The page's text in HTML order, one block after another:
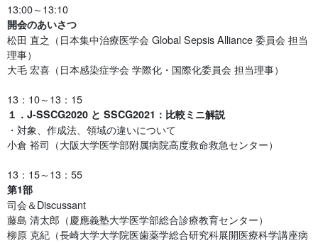
13:00～13:10
開会のあいさつ
松田 直之（日本集中治療医学会 Global Sepsis Alliance 委員会 担当
理事）
大毛 宏喜（日本感染症学会 学際化・国際化委員会 担当理事）
13：10～13：15
１．J-SSCG2020 と SSCG2021：比較ミニ解説
・対象、作成法、領域の違いについて
小倉 裕司（大阪大学医学部附属病院高度救命救急センター）
13：15～13：55
第1部
司会＆Discussant
藤島 清太郎（慶應義塾大学医学部総合診療教育センター）
柳原 克紀（長崎大学大学院医歯薬学総合研究科展開医療科学講座病